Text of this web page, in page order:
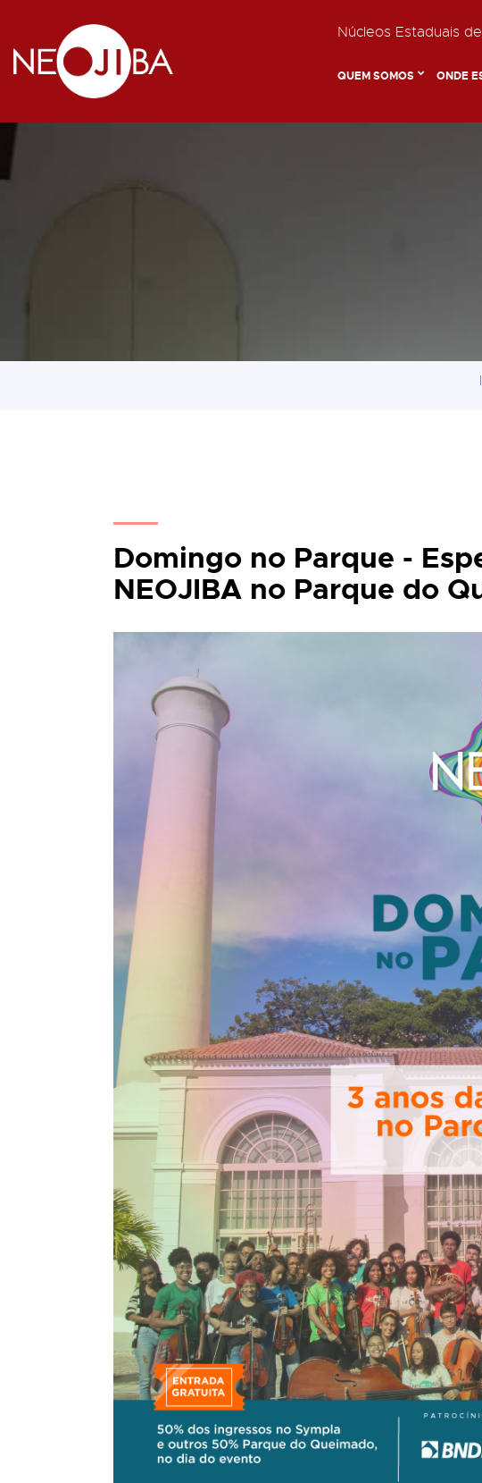
Núcleos Estaduais
QUEM SOMOS ONDE
Domingo no Parque -
NEOJIBA no Parque do